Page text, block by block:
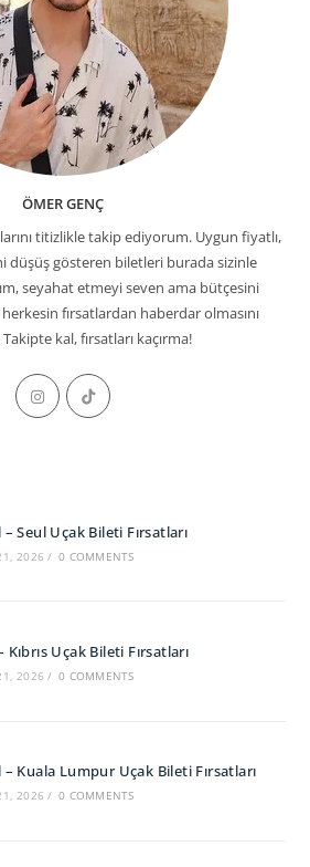
ÖMER GENÇ
titizlikle takip ediyorum. Uygun fiyatlı,
düşüş gösteren biletleri burada sizinle
seyahat etmeyi seven ama bütçesini
fırsatlardan haberdar olmasını
kal, fırsatları kaçırma!
Opens
in
Opens
Seul Uçak Bileti Fırsatları
2026 / 0 COMMENTS
Kıbrıs Uçak Bileti Fırsatları
2026 / 0 COMMENTS
Kuala Lumpur Uçak Bileti Fırsatları
2026 / 0 COMMENTS